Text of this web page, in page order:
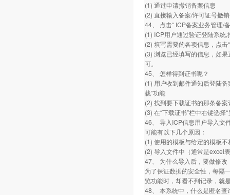
(1) 通过申请撤销备案信息
(2) 直接输入备案/许可证号撤
44、 点击“ ICP备案业务管理/
(1) ICP用户通过验证登陆系统,
(2) 填写需要的各项信息，点击
(3) 浏览已经填写的信息，如果
可。
45、 怎样得到证书呢？
(1) 用户收到邮件通知后登陆
载”功能
(2) 找到要下载证书的那条备案
(3) 在“下载证书”栏中右键选
46、 导入ICP信息用户导入文
可能有以下几个原因：
(1) 使用的模板与给定的模板不
(2) 导入文件中（通常是excel
47、 为什么导入后，要做修改
为了保证数据的安全性，每隔
览功能时，却看不到记录，就
48、 本系统中，什么是匿名